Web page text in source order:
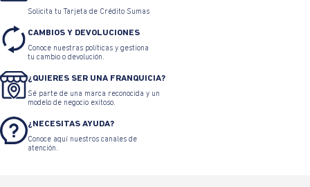
Solicita tu Tarjeta de Crédito Sumas
CAMBIOS Y DEVOLUCIONES
Conoce nuestras políticas y gestiona
tu cambio o devolución.
¿QUIERES SER UNA FRANQUICIA?
Sé parte de una marca reconocida y un
modelo de negocio exitoso.
¿NECESITAS AYUDA?
Conoce aquí nuestros canales de
atención.